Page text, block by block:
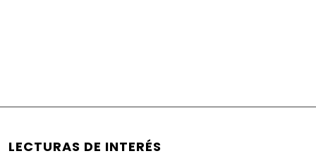
LECTURAS DE INTERÉS